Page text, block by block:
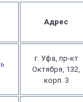
Адрес
г. Уфа, пр-кт
Октября, 132,
корп. 3